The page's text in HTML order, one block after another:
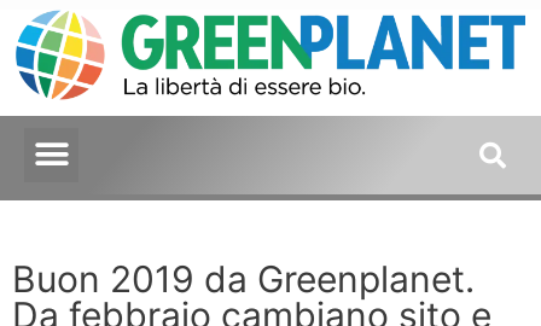
Buon 2019 da Greenplanet.
Da febbraio cambiano sito e